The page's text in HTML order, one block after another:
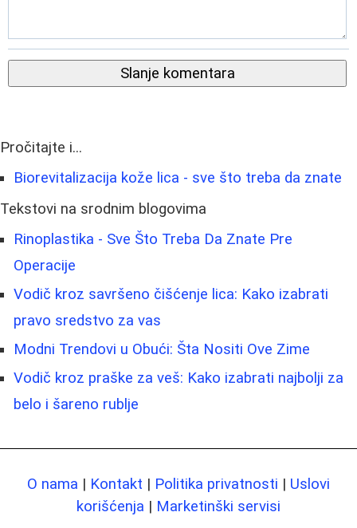
Slanje komentara
Pročitajte i...
Biorevitalizacija kože lica - sve što treba da znate
Tekstovi na srodnim blogovima
Rinoplastika - Sve Što Treba Da Znate Pre
Operacije
Vodič kroz savršeno čišćenje lica: Kako izabrati
pravo sredstvo za vas
Modni Trendovi u Obući: Šta Nositi Ove Zime
Vodič kroz praške za veš: Kako izabrati najbolji za
belo i šareno rublje
O nama | Kontakt | Politika privatnosti | Uslovi
korišćenja | Marketinški servisi